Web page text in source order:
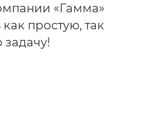
«Гамма»
простую, так